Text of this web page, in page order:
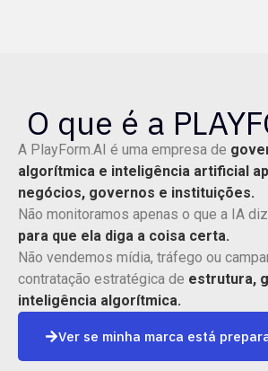
O que é a
A PlayForm.AI é uma empresa de
algorítmica e inteligência artificial
negócios, governos e instituições.
Não monitoramos apenas o que a IA
para que ela diga a coisa certa.
Não vendemos mídia, tráfego ou
contratação estratégica de estrutura,
inteligência algorítmica.
Ver se minha marca está